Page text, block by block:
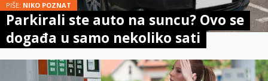
PIŠE: NIKO POZNAT
Parkirali ste auto na suncu? Ovo se
događa u samo nekoliko sati